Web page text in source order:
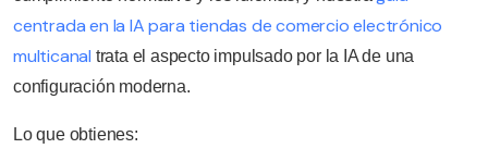
centrada en la IA para tiendas de comercio electrónico
multicanal trata el aspecto impulsado por la IA de una
configuración moderna.
Lo que obtienes: